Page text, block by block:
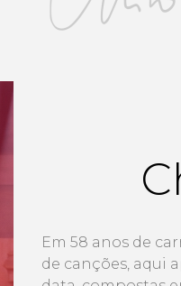
Em 58 anos de
de canções, aqui